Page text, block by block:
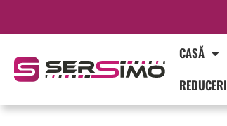
CASĂ
REDUCERI